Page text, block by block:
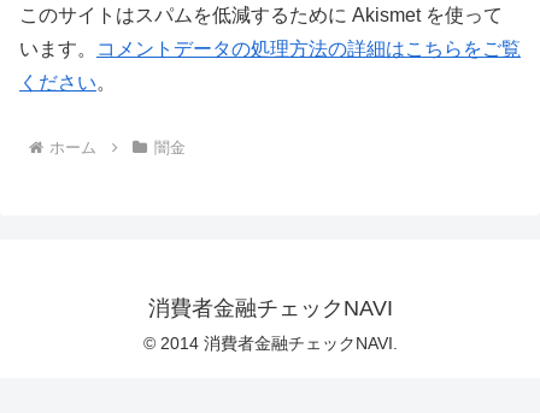
このサイトはスパムを低減するために Akismet を使って
います。
コメントデータの処理方法の詳細はこちらをご覧
ください。
ホーム 闇金
消費者金融チェックNAVI
© 2014 消費者金融チェックNAVI.